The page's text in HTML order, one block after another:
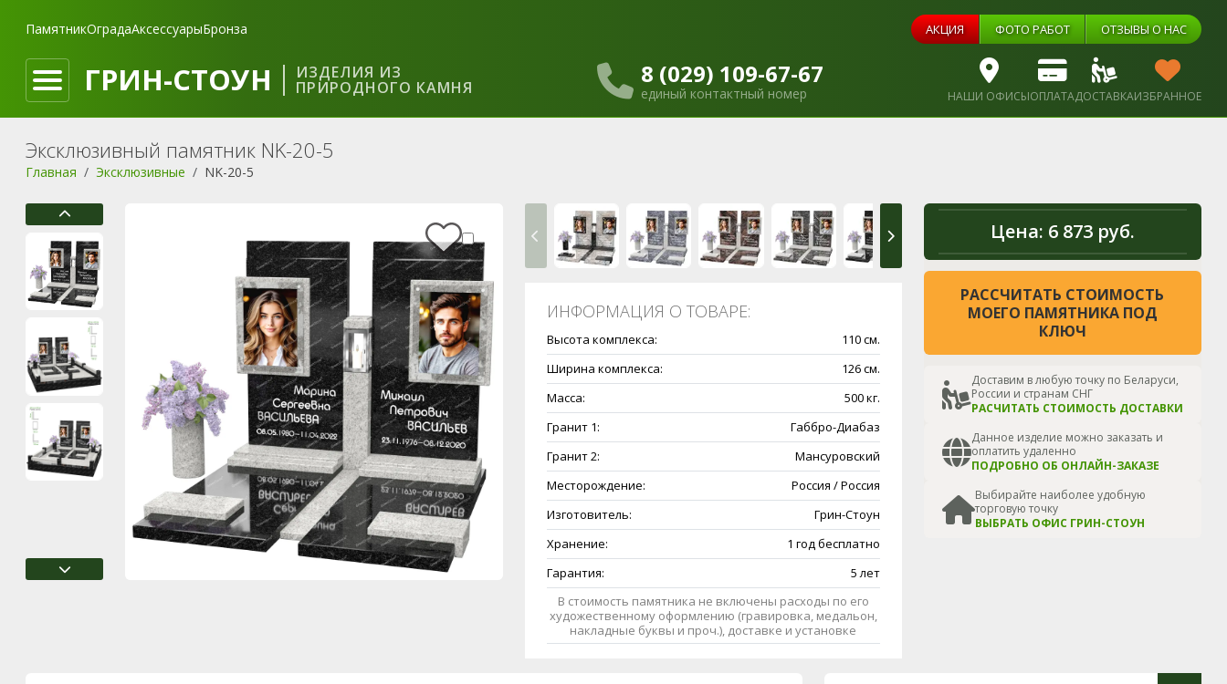
ПамятникОградаАксессуарыБронза АКЦИЯ ФОТО РАБОТ ОТЗЫВЫ О НАС
ГРИН-СТОУН ИЗДЕЛИЯ ИЗ
ПРИРОДНОГО КАМНЯ 8 (029) 109-67-67
единый контактный номер НАШИ ОФИСЫОПЛАТАДОСТАВКАИЗБРАННОЕ
Эксклюзивный памятник NK-20-5
Главная Эксклюзивные NK-20-5
Цена: 6 873 руб.
РАССЧИТАТЬ СТОИМОСТЬ
МОЕГО ПАМЯТНИКА ПОД
КЛЮЧ
Доставим в любую точку по Беларуси,
России и странам СНГ
РАСЧИТАТЬ СТОИМОСТЬ ДОСТАВКИ
Данное изделие можно заказать и
оплатить удаленно
ПОДРОБНО ОБ ОНЛАЙН-ЗАКАЗЕ
Выбирайте наиболее удобную
торговую точку
ВЫБРАТЬ ОФИС ГРИН-СТОУН
ИНФОРМАЦИЯ О ТОВАРЕ:
Высота комплекса:
110 см.
Ширина комплекса:
126 см.
Масса:
500 кг.
Гранит 1:
Габбро-Диабаз
Гранит 2:
Мансуровский
Месторождение:
Россия / Россия
Изготовитель:
Грин-Стоун
Хранение:
1 год бесплатно
Гарантия:
5 лет
В стоимость памятника не включены расходы по его
художественному оформлению (гравировка, медальон,
накладные буквы и проч.), доставке и установке